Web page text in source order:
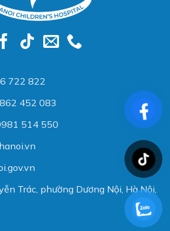
722 822
452 083
514 550
Trác, phường Dương Nội, Hà Nội,